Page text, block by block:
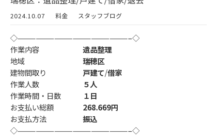
2024.10.07 料金 スタッフブログ
◇——————————————————–◇
作業内容 遺品整理
地域 瑞穂区
建物間取り 戸建て/借家
作業人数
５人
作業時間・日数
１日
お支払い総額 268.669円
お支払方法 振込
◇——————————————————–◇